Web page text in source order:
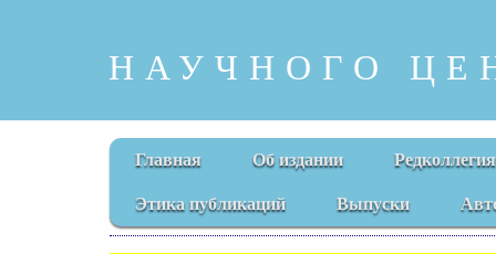
НАУЧНОГО
Главная Об издании Редколлегия
Этика публикаций Выпуски